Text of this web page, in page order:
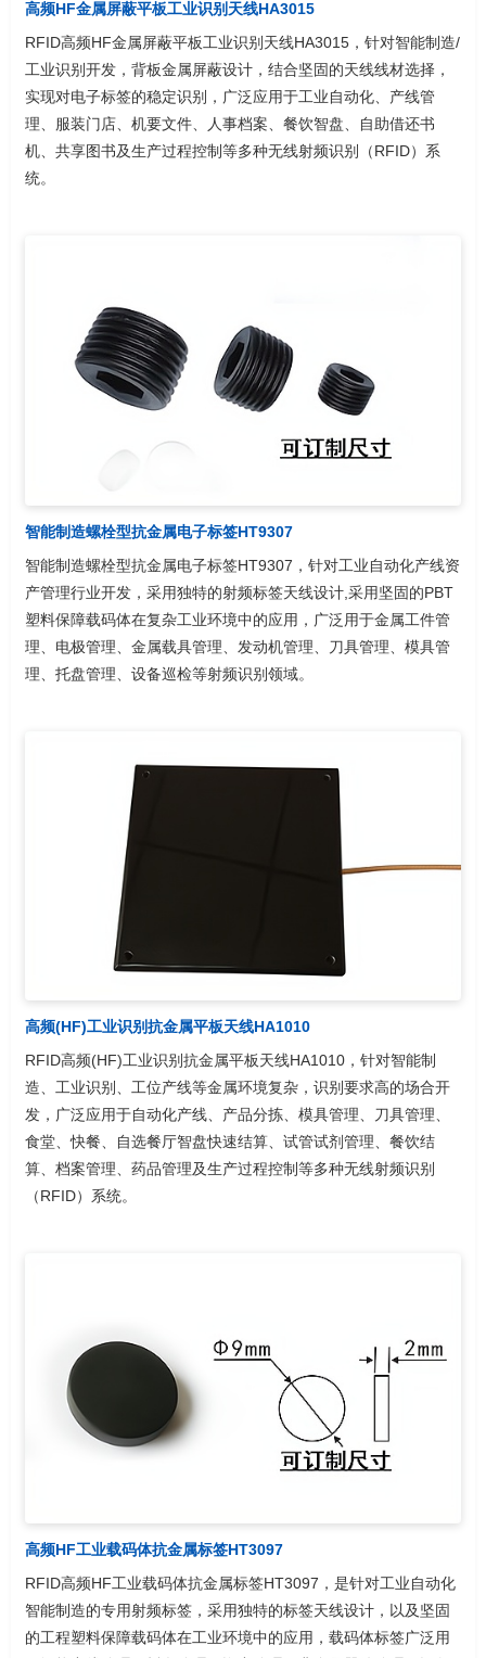
高频HF金属屏蔽平板工业识别天线HA3015
RFID高频HF金属屏蔽平板工业识别天线HA3015，针对智能制造/
工业识别开发，背板金属屏蔽设计，结合坚固的天线线材选择，
实现对电子标签的稳定识别，广泛应用于工业自动化、产线管
理、服装门店、机要文件、人事档案、餐饮智盘、自助借还书
机、共享图书及生产过程控制等多种无线射频识别（RFID）系
统。
智能制造螺栓型抗金属电子标签HT9307
智能制造螺栓型抗金属电子标签HT9307，针对工业自动化产线资
产管理行业开发，采用独特的射频标签天线设计,采用坚固的PBT
塑料保障载码体在复杂工业环境中的应用，广泛用于金属工件管
理、电极管理、金属载具管理、发动机管理、刀具管理、模具管
理、托盘管理、设备巡检等射频识别领域。
高频(HF)工业识别抗金属平板天线HA1010
RFID高频(HF)工业识别抗金属平板天线HA1010，针对智能制
造、工业识别、工位产线等金属环境复杂，识别要求高的场合开
发，广泛应用于自动化产线、产品分拣、模具管理、刀具管理、
食堂、快餐、自选餐厅智盘快速结算、试管试剂管理、餐饮结
算、档案管理、药品管理及生产过程控制等多种无线射频识别
（RFID）系统。
高频HF工业载码体抗金属标签HT3097
RFID高频HF工业载码体抗金属标签HT3097，是针对工业自动化
智能制造的专用射频标签，采用独特的标签天线设计，以及坚固
的工程塑料保障载码体在工业环境中的应用，载码体标签广泛用